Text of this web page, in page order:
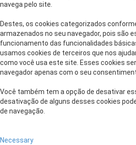
navega pelo site.
Destes, os cookies categorizados
armazenados no seu navegador, pois são
funcionamento das funcionalidades
usamos cookies de terceiros que nos
como você usa este site. Esses cookies
navegador apenas com o seu
Você também tem a opção de desativar
desativação de alguns desses cookies
de navegação.
Necessary